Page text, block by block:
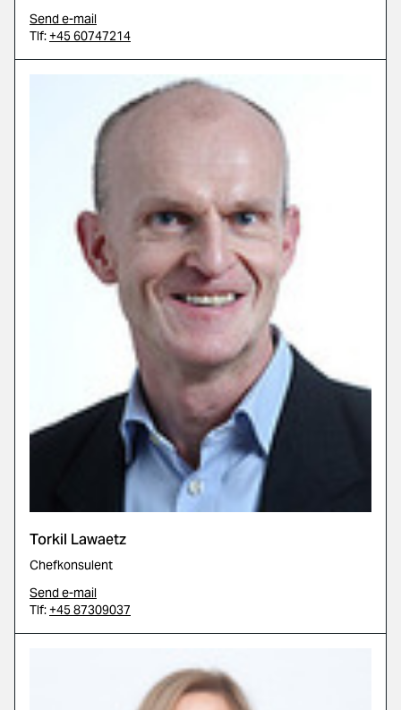
Send e-mail
Tlf:+45 60747214
Torkil Lawaetz
Chefkonsulent
Send e-mail
Tlf:+45 87309037